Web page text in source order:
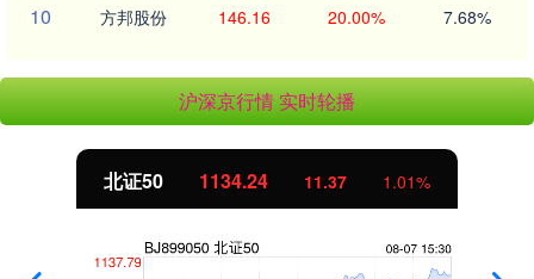
10 方邦股份 146.16 20.00% 7.68%
沪深京行情 实时轮播
北证50 1134.24 11.37 1.01%